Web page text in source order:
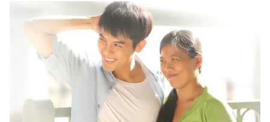
Khán giả
Giải sao mai
Âm nhạc
Làm đẹp
Chất lượng cuộc sống
Giáo dục
Học trực tuyến
Hitech Công nghệ tương lai
Giao lưu trực tuyến